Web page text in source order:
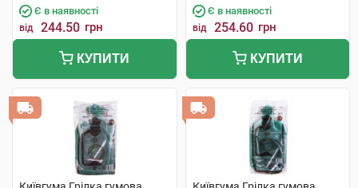
Є в наявності
від 244.50 грн
КУПИТИ
Є в наявності
від 254.60 грн
КУПИТИ